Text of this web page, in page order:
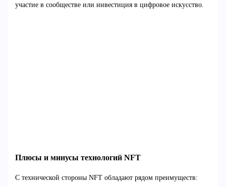
участие в сообществе или инвестиция в цифровое искусство.
Плюсы и минусы технологий NFT
С технической стороны NFT обладают рядом преимуществ: